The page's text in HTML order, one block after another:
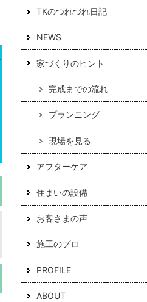
TKのつれづれ日記
NEWS
家づくりのヒント
完成までの流れ
プランニング
現場を見る
アフターケア
住まいの設備
お客さまの声
施工のプロ
PROFILE
ABOUT